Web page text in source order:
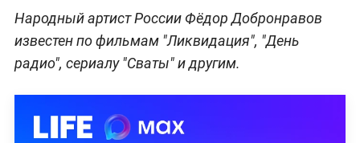
Народный артист России Фёдор Добронравов
известен по фильмам "Ликвидация", "День
радио", сериалу "Сваты" и другим.